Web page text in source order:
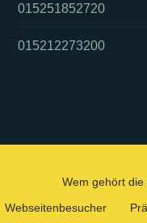
015251852720
015212273200
Wem gehört die
Webseitenbesucher